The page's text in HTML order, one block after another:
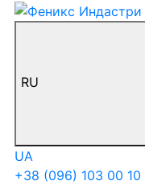
RU
UA
+38 (096) 103 00 10